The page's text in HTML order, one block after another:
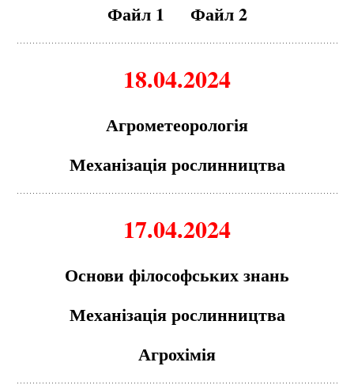
Файл 1
Файл 2
18.04.2024
Агрометеорологія
Механізація рослинництва
17.04.2024
Основи філософських знань
Механізація рослинництва
Агрохімія